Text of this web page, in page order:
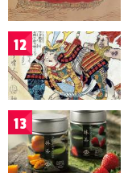
12
13